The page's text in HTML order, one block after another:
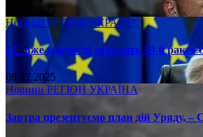
08.17.2025
НовиниРЕГІОН УКРАЇНА
ЄС вже у вересні ухвалить 19-й
08.17.2025
Новини РЕГІОН УКРАЇНА
Завтра презентуємо план дій Уряду, –